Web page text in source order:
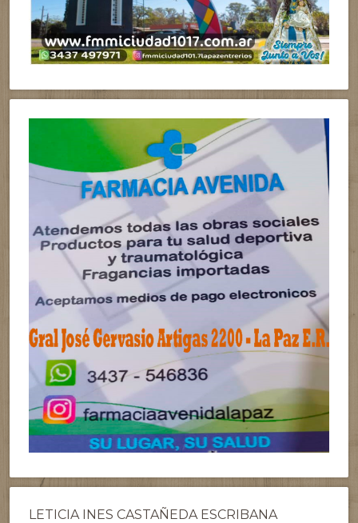
LETICIA INES CASTAÑEDA ESCRIBANA